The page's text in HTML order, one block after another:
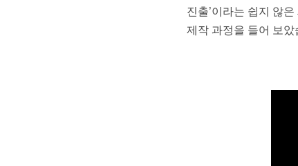
진출’이라는 쉽지 않
제작 과정을 들어 보았